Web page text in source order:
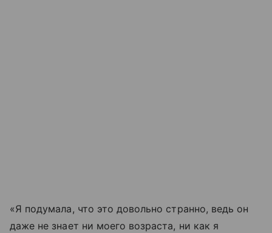
«Я подумала, что это довольно странно, ведь он
даже не знает ни моего возраста, ни как я